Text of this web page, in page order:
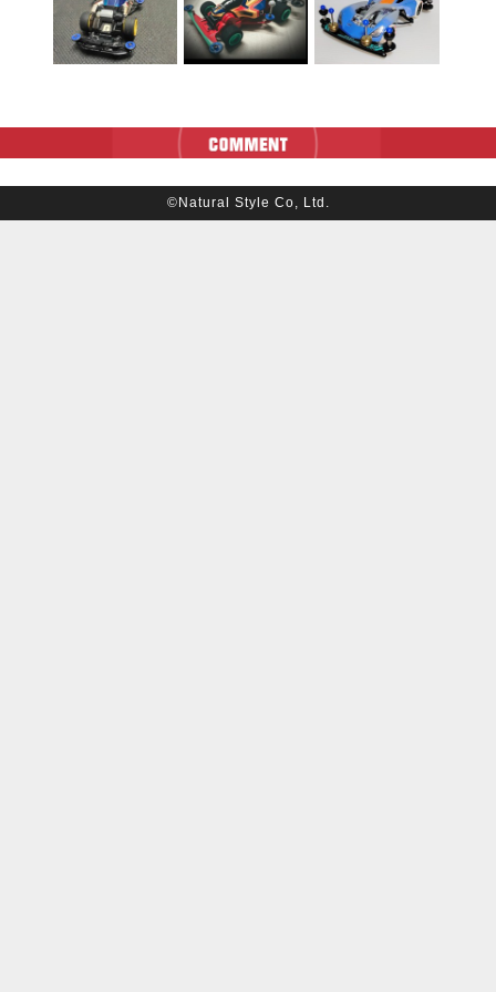
©Natural Style Co, Ltd.